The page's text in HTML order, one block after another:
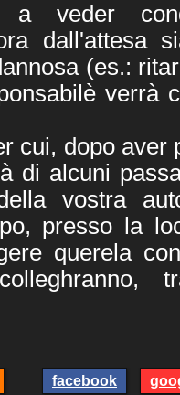
veder
dall'attesa
(es.:
verrà
cui, dopo aver
di alcuni
vostra
presso la
querela
facebook